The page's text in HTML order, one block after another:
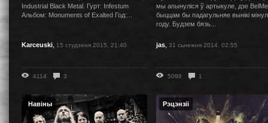
Industrial Black Metal. Гурт: Infestum
Альбом: Monuments of Exalted Год:...
Karceuski, 15 студзеня 2015, 21:40
4114 3
мы апынуліся ў артыкуле, дзе
быццам бы падагульняе вынікі
году. Будзем бязь...
jas, 31 сьнежня 2014, 02:55
5098 1
Навіны Рэцэнзіі